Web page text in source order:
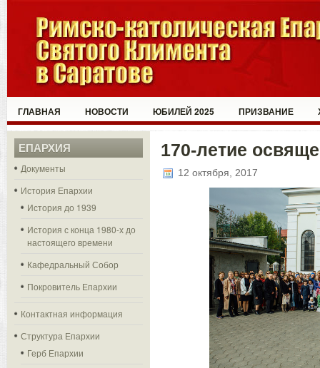
ГЛАВНАЯ НОВОСТИ ЮБИЛЕЙ 2025 ПРИЗВАНИЕ
ЕПАРХИЯ
Документы
История Епархии
История до 1939
История с конца 1980-х до
настоящего времени
Кафедральный Собор
Покровитель Епархии
Контактная информация
Структура Епархии
Герб Епархии
170-летие
12 октября, 2017